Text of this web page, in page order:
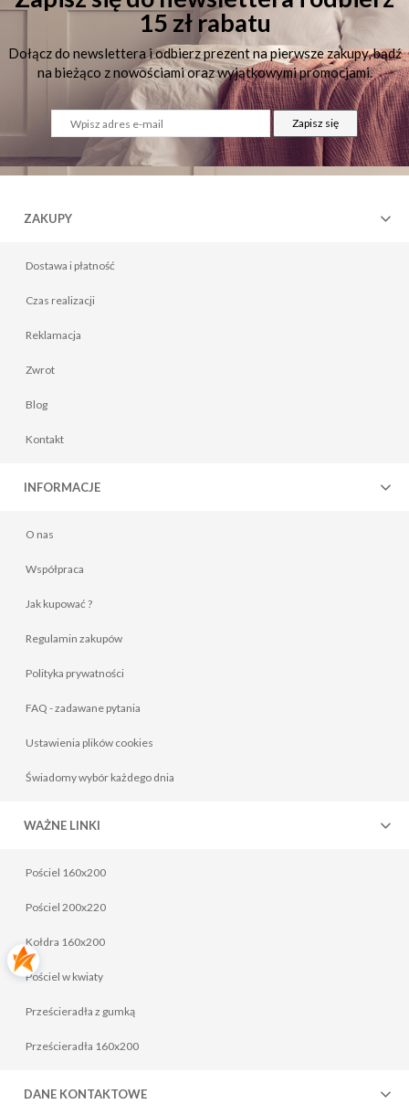
15 zł rabatu
Dołącz do newslettera i odbierz prezent na pierwsze zakupy, bądź
na bieżąco z nowościami oraz wyjątkowymi promocjami.
Zapisz się
ZAKUPY
Dostawa i płatność
Czas realizacji
Reklamacja
Zwrot
Blog
Kontakt
INFORMACJE
O nas
Współpraca
Jak kupować ?
Regulamin zakupów
Polityka prywatności
FAQ - zadawane pytania
Ustawienia plików cookies
Świadomy wybór każdego dnia
WAŻNE LINKI
Pościel 160x200
Pościel 200x220
Kołdra 160x200
Pościel w kwiaty
Prześcieradła z gumką
Prześcieradła 160x200
DANE KONTAKTOWE